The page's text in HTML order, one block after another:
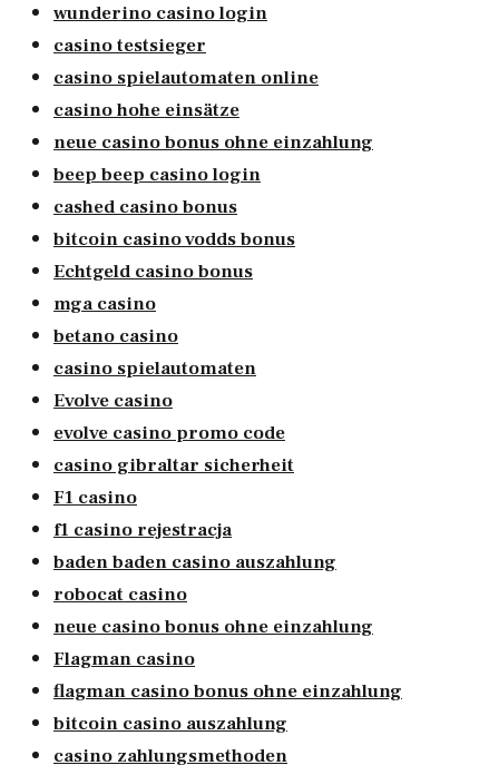
wunderino casino login
casino testsieger
casino spielautomaten online
casino hohe einsätze
neue casino bonus ohne einzahlung
beep beep casino login
cashed casino bonus
bitcoin casino vodds bonus
Echtgeld casino bonus
mga casino
betano casino
casino spielautomaten
Evolve casino
evolve casino promo code
casino gibraltar sicherheit
F1 casino
f1 casino rejestracja
baden baden casino auszahlung
robocat casino
neue casino bonus ohne einzahlung
Flagman casino
flagman casino bonus ohne einzahlung
bitcoin casino auszahlung
casino zahlungsmethoden